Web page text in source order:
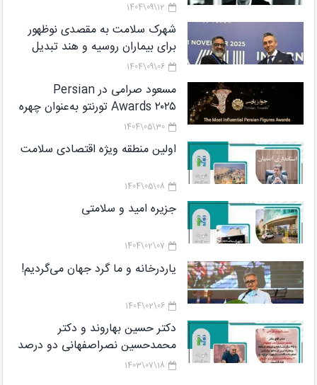
12\09\1404
شهرک سلامت به مقصدی نوظهور
برای بیماران روسیه و هند تبدیل
می‌شود
06\09\1404
مسعود صرامی در Persian
Awards ۲۰۲۵ تورنتو به‌عنوان چهره
شاخص معرفی شد
30\05\1404
اولین منطقه ویژه اقتصادی سلامت
08\05\1404
جزیره امید و سلامتی
07\02\1404
یاردرخانه و ما گرد جهان می‌گردیم!
06\02\1404
دکتر حسین بهاروند و دکتر
محمدحسین نصراصفهانی دو درصد
دانشمندان برتر پژوهشگاه رویان در
18\07\1403